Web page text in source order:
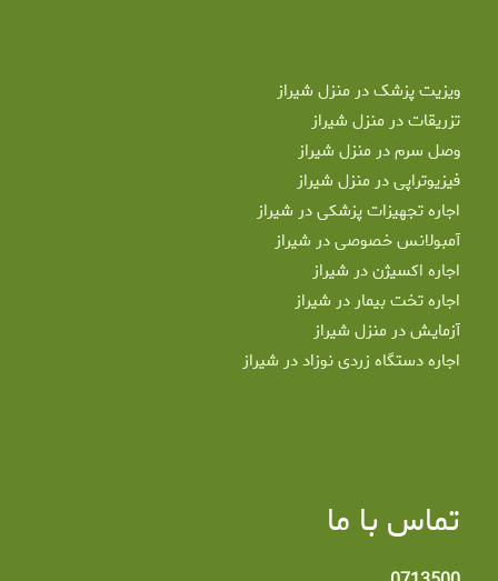
ویزیت پزشک در منزل شیراز
تزریقات در منزل شیراز
وصل سرم در منزل شیراز
فیزیوتراپی در منزل شیراز
اجاره تجهیزات پزشکی در شیراز
آمبولانس خصوصی در شیراز
اجاره اکسیژن در شیراز
اجاره تخت بیمار در شیراز
آزمایش در منزل شیراز
اجاره دستگاه زردی نوزاد در شیراز
تماس با ما